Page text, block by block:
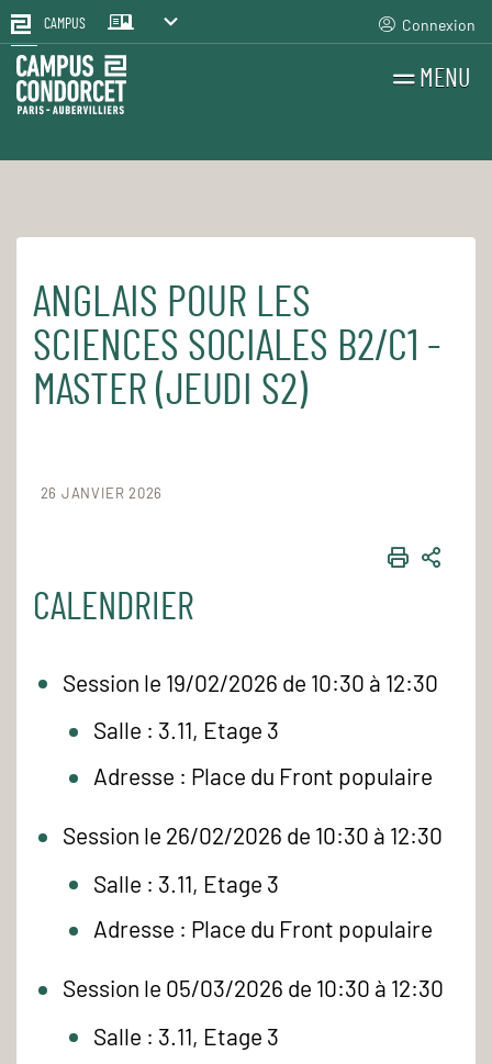
CAMPUS Connexion
MENU
Accueil Pour le quotidien Les cours et séminaires
ANGLAIS POUR LES
SCIENCES SOCIALES B2/C1 -
MASTER (JEUDI S2)
26 JANVIER 2026
CALENDRIER
Session le 19/02/2026 de 10:30 à 12:30
Salle : 3.11, Etage 3
Adresse : Place du Front populaire
Session le 26/02/2026 de 10:30 à 12:30
Salle : 3.11, Etage 3
Adresse : Place du Front populaire
Session le 05/03/2026 de 10:30 à 12:30
Salle : 3.11, Etage 3